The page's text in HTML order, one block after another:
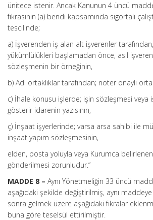
ünitece istenir. Ancak Kanunun 4 üncü
fıkrasının (a) bendi kapsamında sigortalı
tescilinde;
a) İşverenden iş alan alt işverenler
yükümlülükleri başlamadan önce, asıl
sözleşmenin bir örneğinin,
b) Adi ortaklıklar tarafından; noter onaylı
c) İhale konusu işlerde; işin sözleşmesi veya
gösterir idarenin yazısının,
ç) İnşaat işyerlerinde; varsa arsa sahibi ile
inşaat yapım sözleşmesinin,
elden, posta yoluyla veya Kurumca
gönderilmesi zorunludur.”
MADDE 8 – Aynı Yönetmeliğin 33 üncü
aşağıdaki şekilde değiştirilmiş, aynı
sonra gelmek üzere aşağıdaki fıkralar
buna göre teselsül ettirilmiştir.